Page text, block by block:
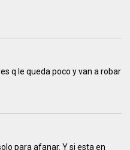
q le queda poco y van a robar
para afanar. Y si esta en